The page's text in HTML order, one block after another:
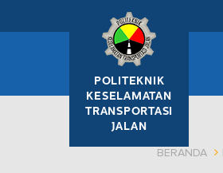
POLITEKNIK
KESELAMATAN
TRANSPORTASI
JALAN
BERANDA